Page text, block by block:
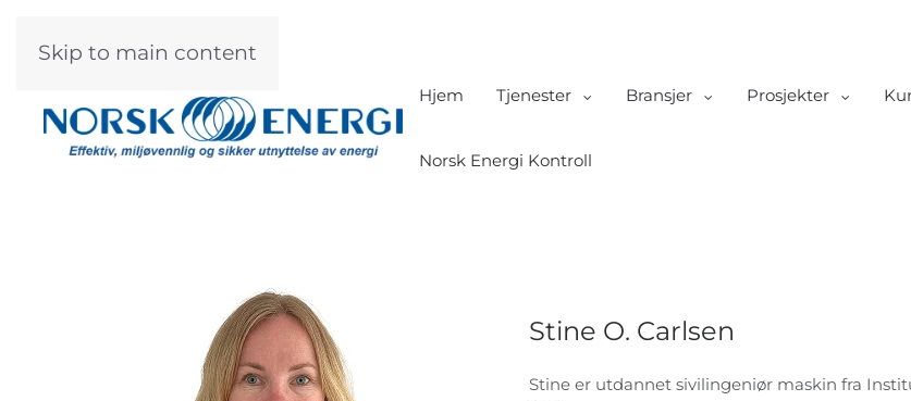
Skip to main content
Hjem Tjenester Bransjer Prosjekter
Norsk Energi Kontroll
Stine O. Carlsen
Stine er utdannet sivilingeniør maskin fra